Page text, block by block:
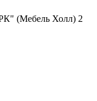
(Мебель Холл) 2